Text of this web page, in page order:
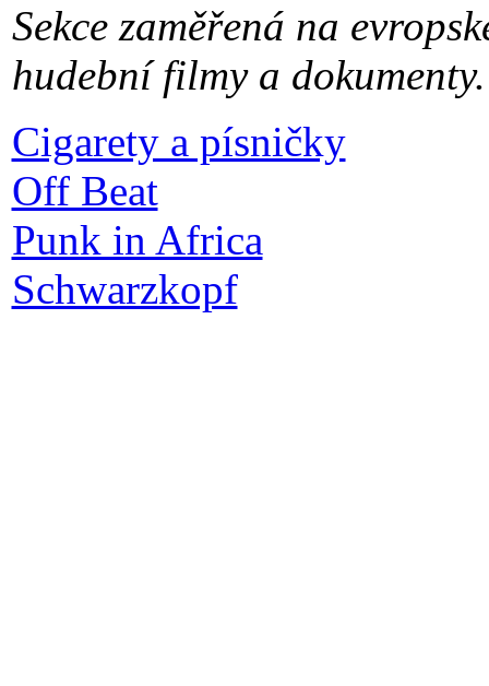
Sekce zaměřená na
hudební filmy a dokumenty.
Cigarety a písničky
Off Beat
Punk in Africa
Schwarzkopf